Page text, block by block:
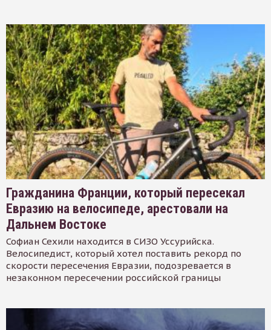
Гражданина Франции, который пересекал
Евразию на велосипеде, арестовали на
Дальнем Востоке
Софиан Сехили находится в СИЗО Уссурийска.
Велосипедист, который хотел поставить рекорд по
скорости пересечения Евразии, подозревается в
незаконном пересечении российской границы